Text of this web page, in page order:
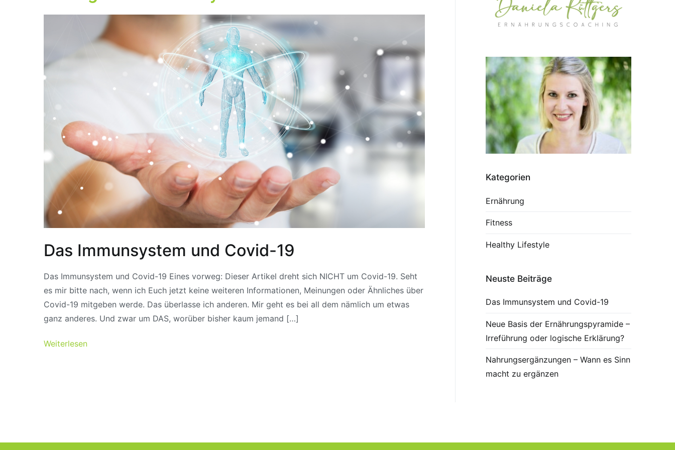
Das Immunsystem und Covid-19
Das Immunsystem und Covid-19 Eines vorweg: Dieser Artikel dreht sich NICHT um Covid-19. Seht
es mir bitte nach, wenn ich Euch jetzt keine weiteren Informationen, Meinungen oder Ähnliches über
Covid-19 mitgeben werde. Das überlasse ich anderen. Mir geht es bei all dem nämlich um etwas
ganz anderes. Und zwar um DAS, worüber bisher kaum jemand […]
Weiterlesen
Kategorien
Ernährung
Fitness
Healthy Lifestyle
Neuste Beiträge
Das Immunsystem und Covid-19
Neue Basis der Ernährungspyramide –
Irreführung oder logische Erklärung?
Nahrungsergänzungen – Wann es Sinn
macht zu ergänzen